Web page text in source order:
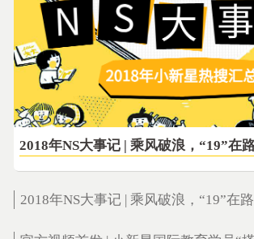
2018年NS大事记 | 乘风破浪，“19”在
2018年NS大事记 | 乘风破浪，“19”在路